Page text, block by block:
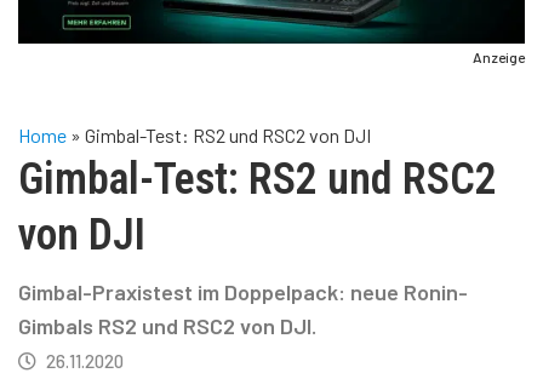
Anzeige
Home » Gimbal-Test: RS2 und RSC2 von DJI
Gimbal-Test: RS2 und RSC2
von DJI
Gimbal-Praxistest im Doppelpack: neue Ronin-
Gimbals RS2 und RSC2 von DJI.
26.11.2020